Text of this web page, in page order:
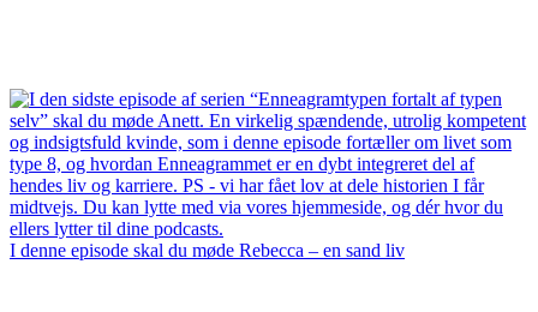
I denne episode skal du møde Rebecca – en sand liv